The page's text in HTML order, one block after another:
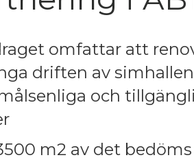
omfattar att
driften av
och
m2 av det